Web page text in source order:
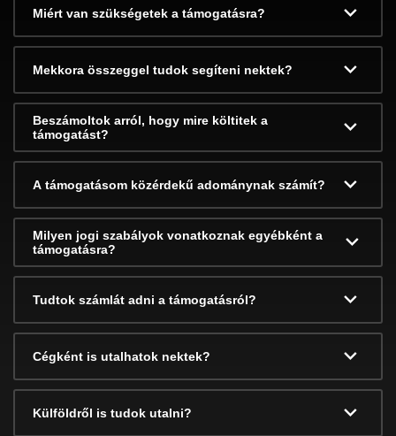
Miért van szükségetek a támogatásra?
Mekkora összeggel tudok segíteni nektek?
Beszámoltok arról, hogy mire költitek a
támogatást?
A támogatásom közérdekű adománynak számít?
Milyen jogi szabályok vonatkoznak egyébként a
támogatásra?
Tudtok számlát adni a támogatásról?
Cégként is utalhatok nektek?
Külföldről is tudok utalni?